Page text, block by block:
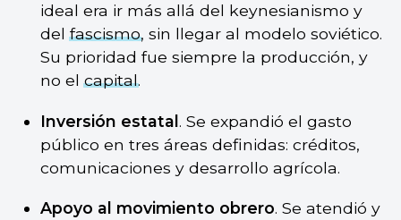
ideal era ir más allá del keynesianismo y
delfascismo, sin llegar al modelo soviético.
Su prioridad fue siempre la producción, y
no elcapital.
Inversión estatal. Se expandió el gasto
público en tres áreas definidas: créditos,
comunicaciones y desarrollo agrícola.
Apoyo al movimiento obrero. Se atendió y